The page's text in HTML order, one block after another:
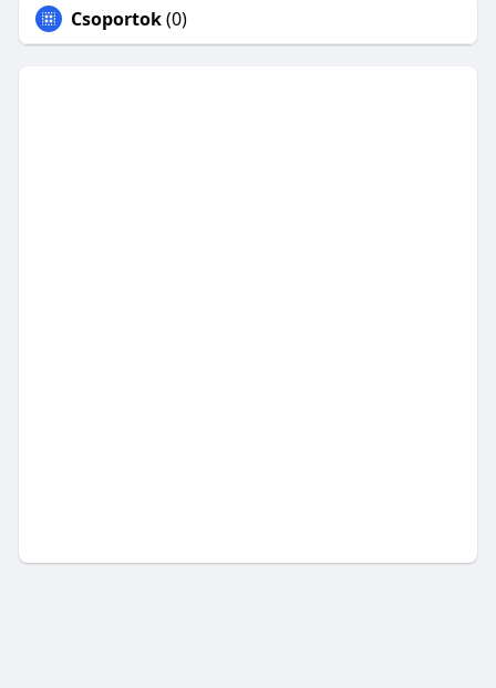
Csoportok(0)